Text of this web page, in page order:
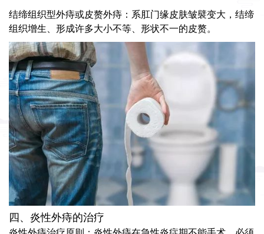
结缔组织型外痔或皮赘外痔：系肛门缘皮肤皱襞变大，结缔
组织增生、形成许多大小不等、形状不一的皮赘。
四、炎性外痔的治疗